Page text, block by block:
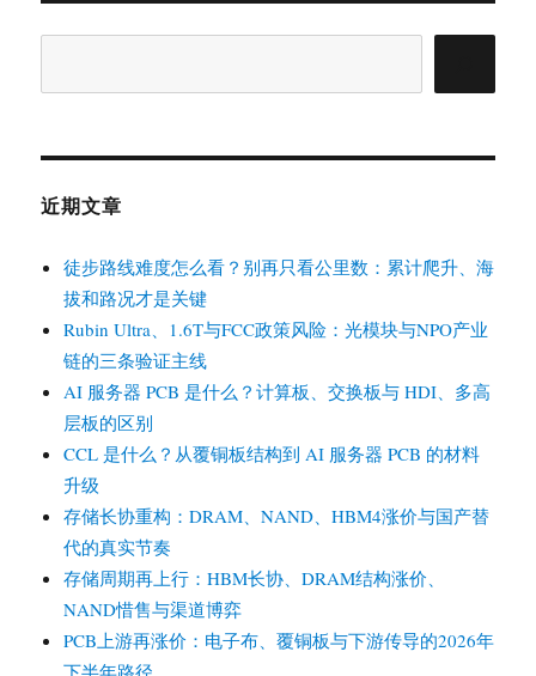
近期文章
徒步路线难度怎么看？别再只看公里数：累计爬升、海
拔和路况才是关键
Rubin Ultra、1.6T与FCC政策风险：光模块与NPO产业
链的三条验证主线
AI 服务器 PCB 是什么？计算板、交换板与 HDI、多高
层板的区别
CCL 是什么？从覆铜板结构到 AI 服务器 PCB 的材料
升级
存储长协重构：DRAM、NAND、HBM4涨价与国产替
代的真实节奏
存储周期再上行：HBM长协、DRAM结构涨价、
NAND惜售与渠道博弈
PCB上游再涨价：电子布、覆铜板与下游传导的2026年
下半年路径